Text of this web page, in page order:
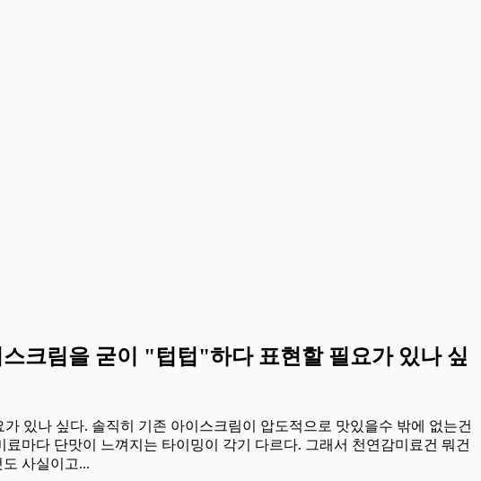
크림을 굳이 "텁텁"하다 표현할 필요가 있나 싶
있나 싶다. 솔직히 기존 아이스크림이 압도적으로 맛있을수 밖에 없는건
마다 단맛이 느껴지는 타이밍이 각기 다르다. 그래서 천연감미료건 뭐건
사실이고...